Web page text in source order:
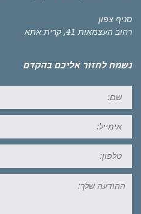
סניף צפון
רחוב העצמאות 41, קרית אתא
נשמח לחזור אליכם בהקדם
שלך: